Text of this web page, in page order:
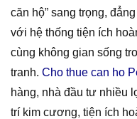
căn hộ” sang trọng,
với hệ thống tiện ích
cùng không gian sống
tranh. Cho thue can ho
hàng, nhà đầu tư nhiều
trí kim cương, tiện ích